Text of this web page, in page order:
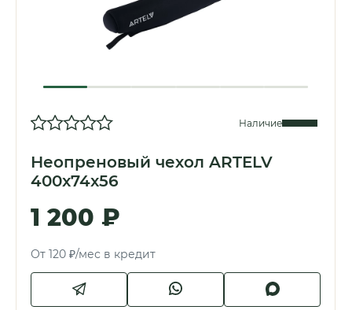
Наличие
Неопреновый чехол ARTELV
400x74x56
1 200 ₽
От 120 ₽/мес в кредит